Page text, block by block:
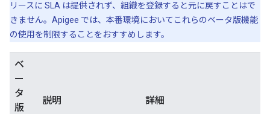
リースに SLA は提供されず、組織を登録すると元に戻すことはで
きません。Apigee では、本番環境においてこれらのベータ版機能
の使用を制限することをおすすめします。
ベ
ー
タ
版
説明 詳細